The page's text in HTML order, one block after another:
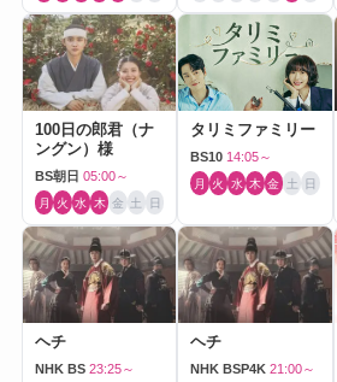
100日の郎君（ナ
ングン）様
BS朝日 05:00～
月 火 水 木 金 土 日
タリミファミリー
BS10 14:05～
月 火 水 木 金 土 日
ヘチ
NHK BS 23:25～
ヘチ
NHK BSP4K 21:00～